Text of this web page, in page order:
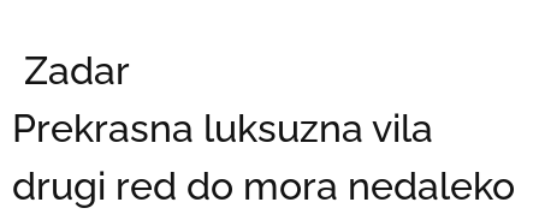
Zadar
Prekrasna luksuzna vila
drugi red do mora nedaleko